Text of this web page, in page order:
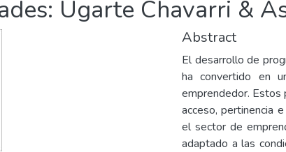
Ugarte Chavarri &
Abstract
El desarrollo de
ha convertido en
emprendedor. Estos
acceso, pertinencia
el sector de
adaptado a las